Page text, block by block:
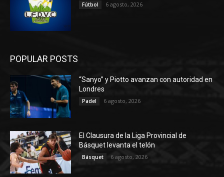
Fútbol 6 agosto, 2026
POPULAR POSTS
“Sanyo” y Piotto avanzan con autoridad en
Londres
Padel 6 agosto, 2026
El Clausura de la Liga Provincial de
Básquet levanta el telón
Básquet 6 agosto, 2026